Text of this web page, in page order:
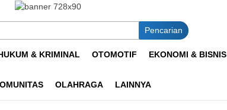
Pencarian
& KRIMINAL OTOMOTIF EKONOMI & BISNIS
OLAHRAGA LAINNYA